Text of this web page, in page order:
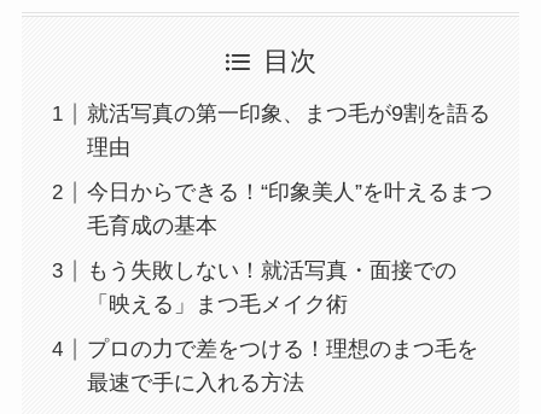
目次
就活写真の第一印象、まつ毛が9割を語る
理由
今日からできる！“印象美人”を叶えるまつ
毛育成の基本
もう失敗しない！就活写真・面接での
「映える」まつ毛メイク術
プロの力で差をつける！理想のまつ毛を
最速で手に入れる方法